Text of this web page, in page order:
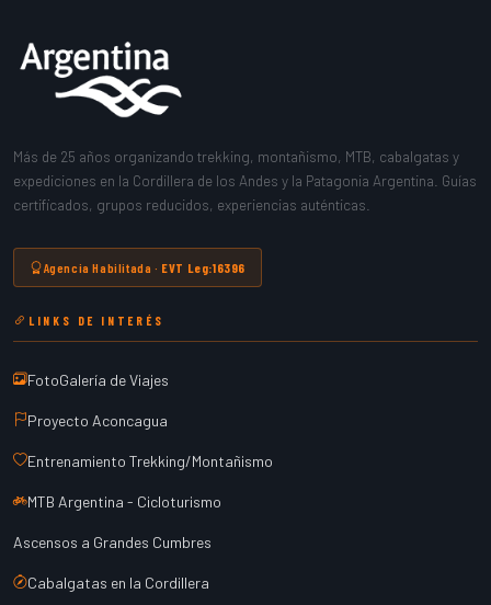
Más de 25 años organizando trekking, montañismo, MTB, cabalgatas y
expediciones en la Cordillera de los Andes y la Patagonia Argentina. Guías
certificados, grupos reducidos, experiencias auténticas.
Agencia Habilitada · EVT Leg:16396
LINKS DE INTERÉS
FotoGalería de Viajes
Proyecto Aconcagua
Entrenamiento Trekking/Montañismo
MTB Argentina - Cicloturismo
Ascensos a Grandes Cumbres
Cabalgatas en la Cordillera